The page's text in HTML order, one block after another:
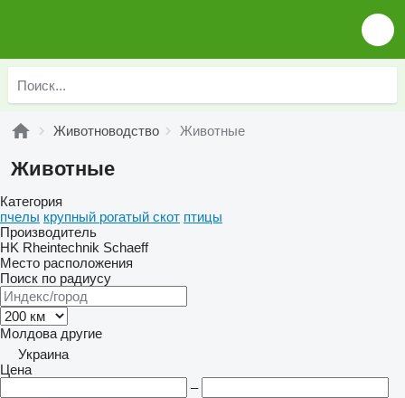
Животноводство Животные
Животные
Категория
пчелы крупный рогатый скот птицы
Производитель
HK Rheintechnik Schaeff
Место расположения
Поиск по радиусу
Молдова другие
Украина
Цена
–